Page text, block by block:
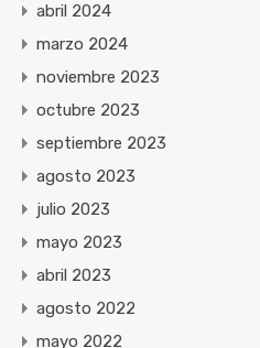
abril 2024
marzo 2024
noviembre 2023
octubre 2023
septiembre 2023
agosto 2023
julio 2023
mayo 2023
abril 2023
agosto 2022
mayo 2022